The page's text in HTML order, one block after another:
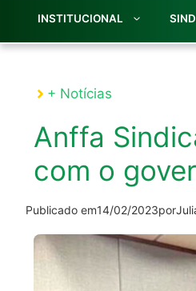
INSTITUCIONAL
+ Notícias
Anffa
com o
Publicado em14/02/2023por